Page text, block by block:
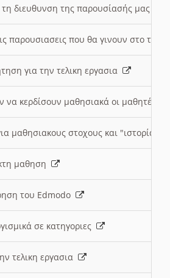
διευθυνση της παρουσίασής μας
παρουσιασεις που θα γινουν στο
για την τελικη εργασια
να κερδίσουν μαθησιακά οι μαθητές/
μαθησιακους στοχους και "ιστορία"
μαθηση
του Edmodo
σε κατηγοριες
τελικη εργασια